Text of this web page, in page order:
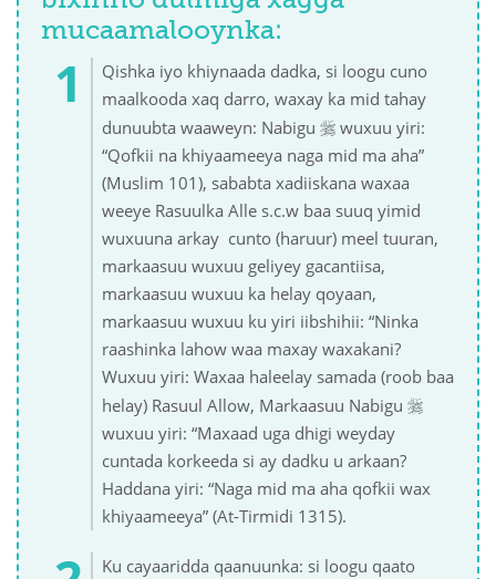
mucaamalooynka:
Qishka iyo khiynaada dadka, si loogu cuno
maalkooda xaq darro, waxay ka mid tahay
dunuubta waaweyn: Nabigu wuxuu yiri:
“Qofkii na khiyaameeya naga mid ma aha”
(Muslim 101), sababta xadiiskana waxaa
weeye Rasuulka Alle s.c.w baa suuq yimid
wuxuuna arkay cunto (haruur) meel tuuran,
markaasuu wuxuu geliyey gacantiisa,
markaasuu wuxuu ka helay qoyaan,
markaasuu wuxuu ku yiri iibshihii: “Ninka
raashinka lahow waa maxay waxakani?
Wuxuu yiri: Waxaa haleelay samada (roob baa
helay) Rasuul Allow, Markaasuu Nabigu 
wuxuu yiri: “Maxaad uga dhigi weyday
cuntada korkeeda si ay dadku u arkaan?
Haddana yiri: “Naga mid ma aha qofkii wax
khiyaameeya” (At-Tirmidi 1315).
Ku cayaaridda qaanuunka: si loogu qaato